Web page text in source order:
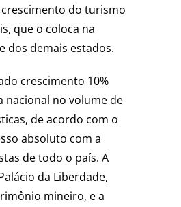
do turismo
que o coloca na
dos demais estados.
crescimento 10%
nacional no volume de
de acordo com o
absoluto com a
de todo o país. A
da Liberdade,
mineiro, e a